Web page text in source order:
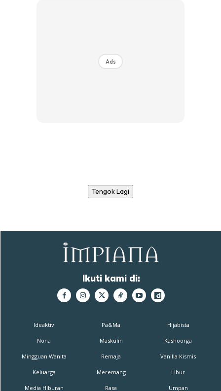
Ads
Tengok Lagi
Ikuti kami di:
Ideaktiv
Nona
Mingguan Wanita
Keluarga
Media Hiburan
Pa&Ma
Maskulin
Remaja
Meremang
Rasa
Hijabista
Kashoorga
Vanilla Kismis
Libur
Umpan